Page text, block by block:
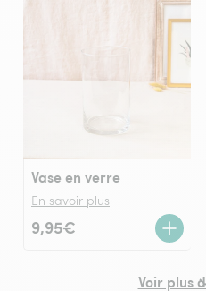
Vase en verre
En savoir plus
9,95€
Voir plus